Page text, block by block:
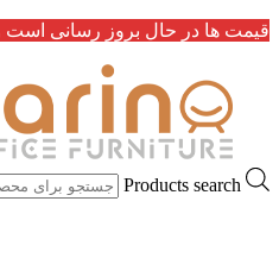
قیمت ها در حال بروز رسانی است و
Products search